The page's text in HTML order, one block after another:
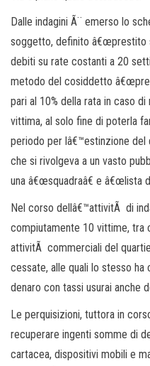
Dalle indagini Ã¨ emerso lo
soggetto, definito â€œprestito
debiti su rate costanti a 20
metodo del cosiddetto
pari al 10% della rata in caso
vittima, al solo fine di poterla
periodo per lâ€™estinzione
che si rivolgeva a un vasto
una â€œsquadraâ€ e â€œlista
Nel corso dellâ€™attivitÃ di
compiutamente 10 vittime, tra
attivitÃ commerciali del
cessate, alle quali lo stesso
denaro con tassi usurai anche
Le perquisizioni, tuttora in
recuperare ingenti somme di
cartacea, dispositivi mobili e